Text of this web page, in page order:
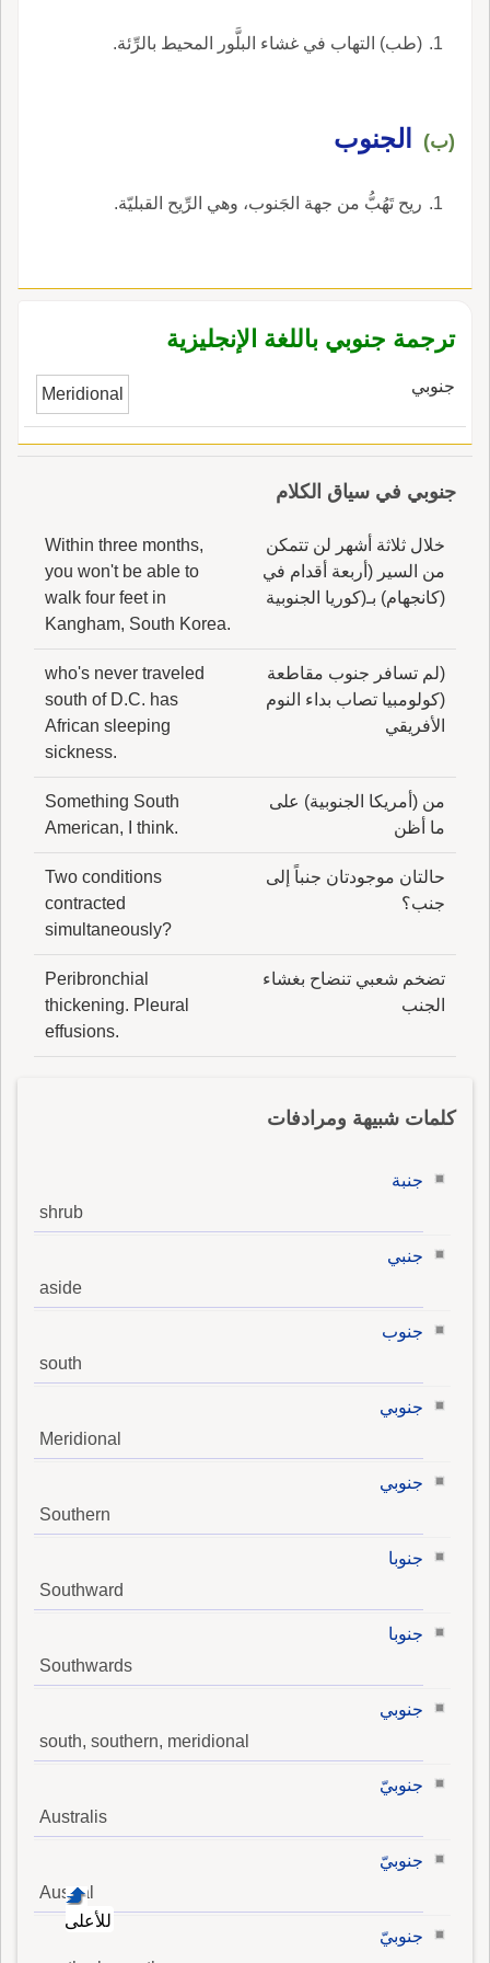
(طب) التهاب في غشاء البلَّور المحيط بالرِّئة.
(ب) الجنوب
ريح تَهُبُّ من جهة الجَنوب، وهي الرِّيح القبليّة.
ترجمة جنوبي باللغة الإنجليزية
جنوبي Meridional
جنوبي في سياق الكلام
خلال ثلاثة أشهر لن تتمكن
من السير (أربعة أقدام في
(كانجهام) بـ(كوريا الجنوبية
Within three months,
you won't be able to
walk four feet in
Kangham, South Korea.
(لم تسافر جنوب مقاطعة
(كولومبيا تصاب بداء النوم
الأفريقي
who's never traveled
south of D.C. has
African sleeping
sickness.
من (أمريكا الجنوبية) على
ما أظن
Something South
American, I think.
حالتان موجودتان جنباً إلى
جنب؟
Two conditions
contracted
simultaneously?
تضخم شعبي تنضاح بغشاء
الجنب
Peribronchial
thickening. Pleural
effusions.
كلمات شبيهة ومرادفات
جنبة
shrub
جنبي
aside
جنوب
south
جنوبي
Meridional
جنوبي
Southern
جنوبا
Southward
جنوبا
Southwards
جنوبي
south, southern, meridional
جنوبيّ
Australis
جنوبيّ
Austral
جنوبيّ
للأعلى